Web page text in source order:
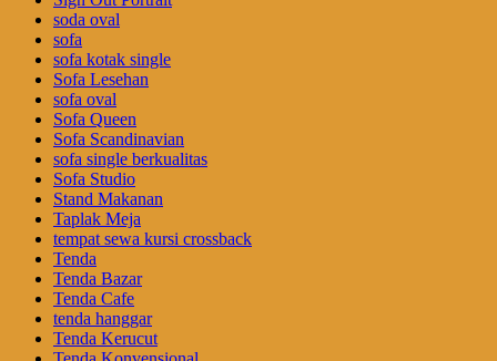
soda oval
sofa
sofa kotak single
Sofa Lesehan
sofa oval
Sofa Queen
Sofa Scandinavian
sofa single berkualitas
Sofa Studio
Stand Makanan
Taplak Meja
tempat sewa kursi crossback
Tenda
Tenda Bazar
Tenda Cafe
tenda hanggar
Tenda Kerucut